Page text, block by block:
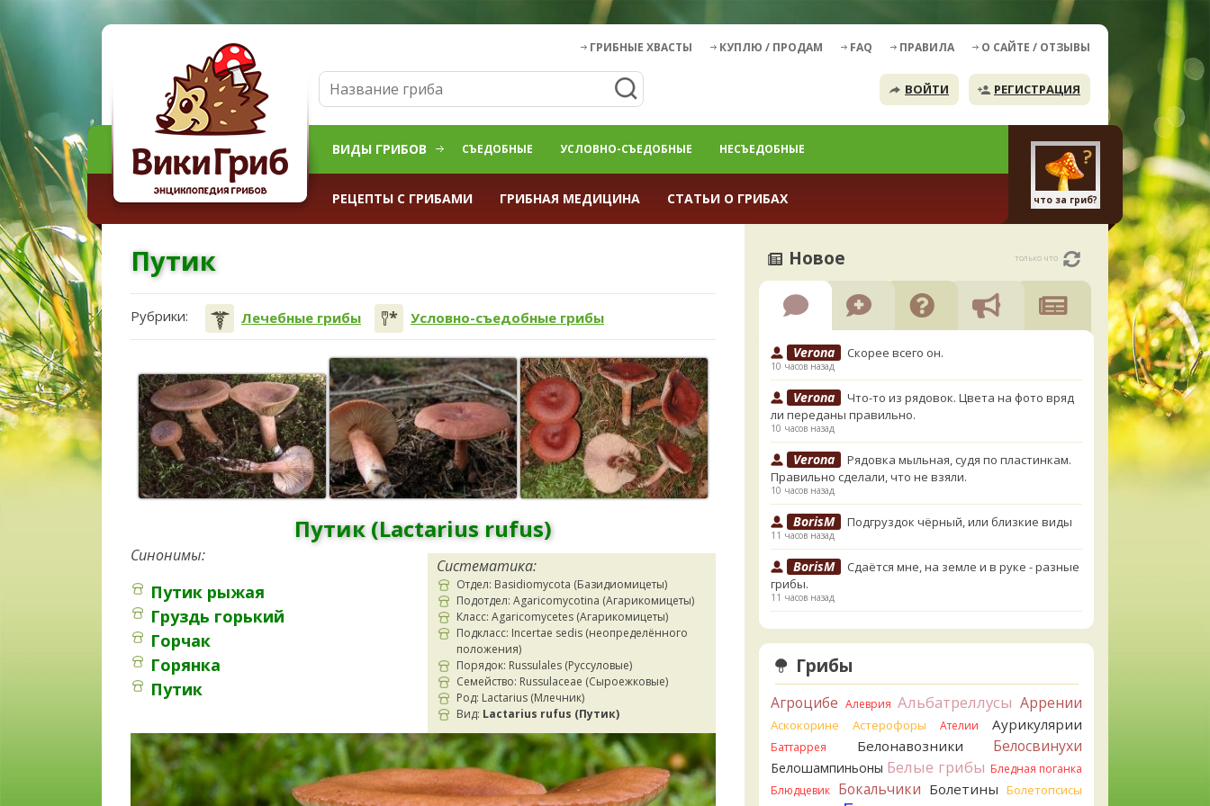
ГРИБНЫЕ ХВАСТЫ КУПЛЮ / ПРОДАМ FAQ ПРАВИЛА О САЙТЕ / ОТЗЫВЫ
ВОЙТИ РЕГИСТРАЦИЯ
ВИДЫ ГРИБОВ СЪЕДОБНЫЕ УСЛОВНО-СЪЕДОБНЫЕ НЕСЪЕДОБНЫЕ
РЕЦЕПТЫ С ГРИБАМИ ГРИБНАЯ МЕДИЦИНА СТАТЬИ О ГРИБАХ что за гриб?
Путик
Рубрики: Лечебные грибы Условно-съедобные грибы
Путик (Lactarius rufus)
Систематика:
Отдел: Basidiomycota (Базидиомицеты)
Подотдел: Agaricomycotina (Агарикомицеты)
Класс: Agaricomycetes (Агарикомицеты)
Подкласс: Incertae sedis (неопределённого
положения)
Порядок: Russulales (Руссуловые)
Семейство: Russulaceae (Сыроежковые)
Род: Lactarius (Млечник)
Вид: Lactarius rufus (Путик)
Синонимы:
Путик рыжая
Груздь горький
Горчак
Горянка
Путик
Новое только что
Verona Скорее всего он.
10 часов назад
Verona
Что-то из рядовок. Цвета на фото вряд
ли переданы правильно.
10 часов назад
Verona
Рядовка мыльная, судя по пластинкам.
Правильно сделали, что не взяли.
10 часов назад
BorisM Подгруздок чёрный, или близкие виды
11 часов назад
BorisM
Сдаётся мне, на земле и в руке - разные
грибы.
11 часов назад
Кирилл
Вони не было, но вода и гриб при варке
начали желтеть. Выкинул. Большое спасибо.
13 часов назад
Кирилл
13 часов назад
Tatiana_A
Да. Но они не все безоговорочно
съедобны.
13 часов назад
Tatiana_A
В следующий раз вырвите его
Грибы
Агроцибе Алеврия Альбатреллусы Аррении
Аскокорине Астерофоры Ателии Аурикулярии
Баттаррея Белонавозники Белосвинухи
Белошампиньоны Белые грибы Бледная поганка
Блюдцевик
Бокальчики Болетины Болетопсисы